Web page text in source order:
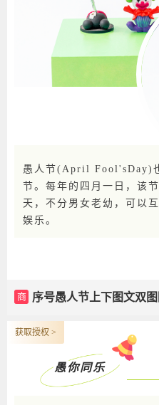
愚人节(April Fool'sDay)
节。每年的四月一日，该
天，不分男女老幼，可以
娱乐。
商 序号愚人节上下图文双图
愚你同乐
获取授权 >